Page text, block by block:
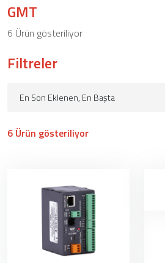
GMT
6 Ürün gösteriliyor
Filtreler
6 Ürün gösteriliyor